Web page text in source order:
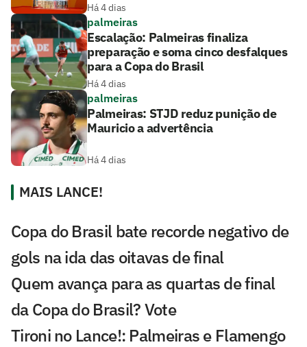
Há 4 dias
palmeiras
Escalação: Palmeiras finaliza
preparação e soma cinco desfalques
para a Copa do Brasil
Há 4 dias
palmeiras
Palmeiras: STJD reduz punição de
Mauricio a advertência
Há 4 dias
MAIS LANCE!
Copa do Brasil bate recorde negativo de
gols na ida das oitavas de final
Quem avança para as quartas de final
da Copa do Brasil? Vote
Tironi no Lance!: Palmeiras e Flamengo